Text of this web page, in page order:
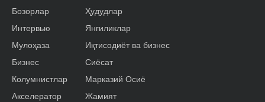
Бозорлар
Интервью
Мулоҳаза
Бизнес
Колумнистлар
Акселератор
Ҳудудлар
Янгиликлар
Иқтисодиёт ва бизнес
Сиёсат
Марказий Осиё
Жамият